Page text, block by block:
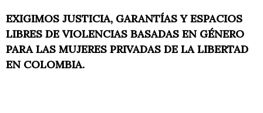
EXIGIMOS JUSTICIA, GARANTÍAS Y ESPACIOS
LIBRES DE VIOLENCIAS BASADAS EN GÉNERO
PARA LAS MUJERES PRIVADAS DE LA LIBERTAD
EN COLOMBIA.